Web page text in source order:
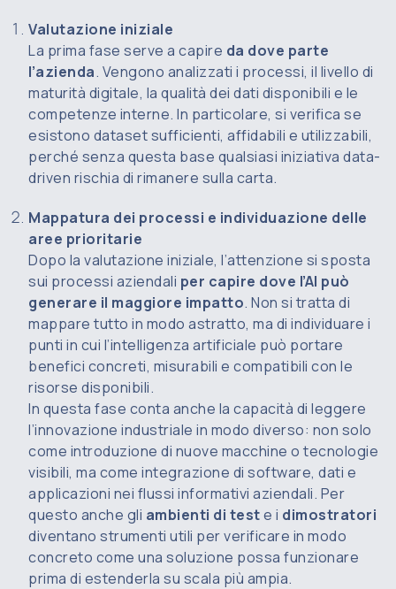
Valutazione iniziale
La prima fase serve a capire da dove parte
l’azienda. Vengono analizzati i processi, il livello di
maturità digitale, la qualità dei dati disponibili e le
competenze interne. In particolare, si verifica se
esistono dataset sufficienti, affidabili e utilizzabili,
perché senza questa base qualsiasi iniziativa data-
driven rischia di rimanere sulla carta.
Mappatura dei processi e individuazione delle
aree prioritarie
Dopo la valutazione iniziale, l’attenzione si sposta
sui processi aziendali per capire dove l’AI può
generare il maggiore impatto. Non si tratta di
mappare tutto in modo astratto, ma di individuare i
punti in cui l’intelligenza artificiale può portare
benefici concreti, misurabili e compatibili con le
risorse disponibili.
In questa fase conta anche la capacità di leggere
l’innovazione industriale in modo diverso: non solo
come introduzione di nuove macchine o tecnologie
visibili, ma come integrazione di software, dati e
applicazioni nei flussi informativi aziendali. Per
questo anche gli ambienti di teste i dimostratori
diventano strumenti utili per verificare in modo
concreto come una soluzione possa funzionare
prima di estenderla su scala più ampia.